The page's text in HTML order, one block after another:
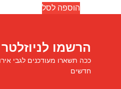
הוספה לסל
הרשמו
ככה תשארו מעודכנים לגבי
חדשים